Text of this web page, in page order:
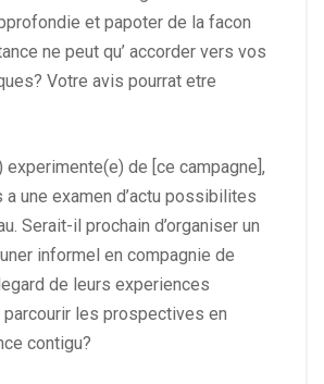
et papoter de la facon
ne peut qu’ accorder vers vos
Votre avis pourrat etre
experimente(e) de [ce campagne],
une examen d’actu possibilites
Serait-il prochain d’organiser un
informel en compagnie de
de leurs experiences
les prospectives en
contigu?